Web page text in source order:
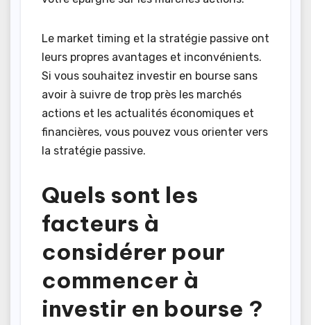
Le market timing et la stratégie passive ont
leurs propres avantages et inconvénients.
Si vous souhaitez investir en bourse sans
avoir à suivre de trop près les marchés
actions et les actualités économiques et
financières, vous pouvez vous orienter vers
la stratégie passive.
Quels sont les
facteurs à
considérer pour
commencer à
investir en bourse ?